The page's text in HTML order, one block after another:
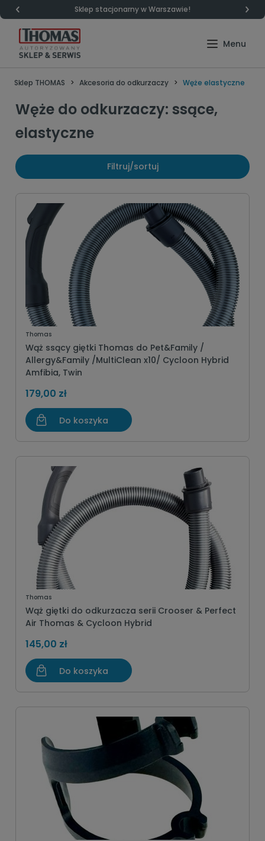
Darmowa dostawa od 399zł
Sklep THOMAS Akcesoria do odkurzaczy Węże elastyczne
Węże do odkurzaczy: ssące,
elastyczne
Filtruj/sortuj
Thomas
Wąż ssący giętki Thomas do Pet&Family /
Allergy&Family /MultiClean x10/ Cycloon Hybrid
Amfibia, Twin
179,00 zł
Do koszyka
Thomas
Wąż giętki do odkurzacza serii Crooser & Perfect
Air Thomas & Cycloon Hybrid
145,00 zł
Do koszyka